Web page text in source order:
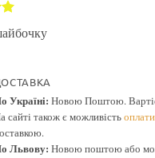
Україні: Новою Поштою.
сайті також є можливість
Львову: Новою поштою або